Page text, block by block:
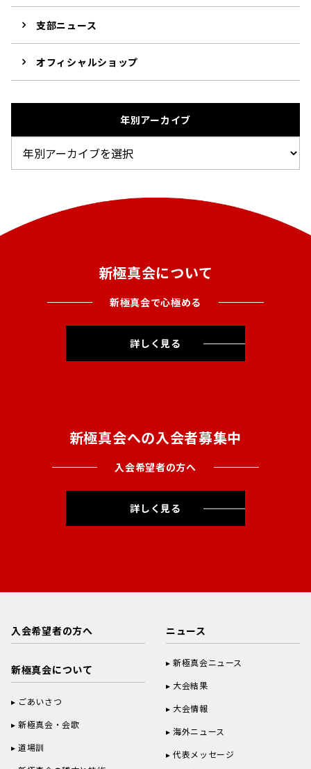
支部ニュース
オフィシャルショップ
年別アーカイブ
新極真会について
新極真会で心極める
詳しく見る
新極真会への入会者募集中
入会希望者の方へ
詳しく見る
入会希望者の方へ
新極真会について
ごあいさつ
新極真会・会歌
道場訓
ニュース
新極真会ニュース
大会結果
大会情報
海外ニュース
代表メッセージ